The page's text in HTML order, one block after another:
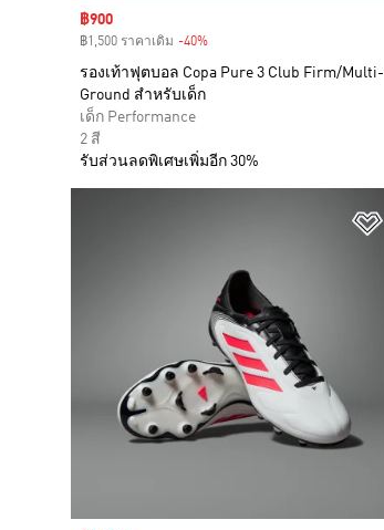
Sale price
฿900
฿1,500 ราคาเดิม -40%
รองเท้าฟุตบอล Copa Pure 3 Club Firm/Multi-
Ground สำหรับเด็ก
เด็ก Performance
2 สี
รับส่วนลดพิเศษเพิ่มอีก 30%